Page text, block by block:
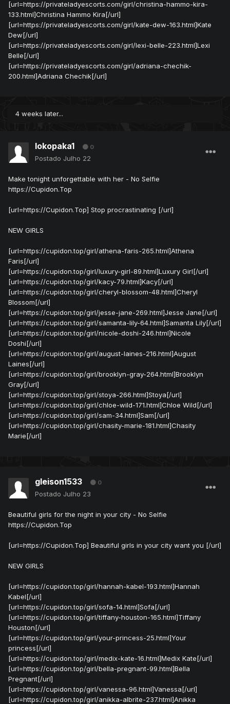
[url=https://privateladyescorts.com/girl/christina-hammo-kira-
133.html]Christina Hammo Kira[/url]
[url=https://privateladyescorts.com/girl/kate-dew-163.html]Kate
Dew[/url]
[url=https://privateladyescorts.com/girl/lexi-belle-223.html]Lexi
Belle[/url]
[url=https://privateladyescorts.com/girl/adriana-chechik-
200.html]Adriana Chechik[/url]
4 weeks later...
lokopaka1 0
Postado Julho 22
Make tonight unforgettable with her - No Selfie
https://Cupidon.Top
[url=https://Cupidon.Top] Stop procrastinating [/url]
NEW GIRLS
[url=https://cupidon.top/girl/athena-faris-265.html]Athena
Faris[/url]
[url=https://cupidon.top/girl/luxury-girl-89.html]Luxury Girl[/url]
[url=https://cupidon.top/girl/kacy-79.html]Kacy[/url]
[url=https://cupidon.top/girl/cheryl-blossom-48.html]Cheryl
Blossom[/url]
[url=https://cupidon.top/girl/jesse-jane-269.html]Jesse Jane[/url]
[url=https://cupidon.top/girl/samanta-lily-64.html]Samanta Lily[/url]
[url=https://cupidon.top/girl/nicole-doshi-246.html]Nicole
Doshi[/url]
[url=https://cupidon.top/girl/august-laines-216.html]August
Laines[/url]
[url=https://cupidon.top/girl/brooklyn-gray-264.html]Brooklyn
Gray[/url]
[url=https://cupidon.top/girl/stoya-266.html]Stoya[/url]
[url=https://cupidon.top/girl/chloe-wild-171.html]Chloe Wild[/url]
[url=https://cupidon.top/girl/sam-34.html]Sam[/url]
[url=https://cupidon.top/girl/chasity-marie-181.html]Chasity
Marie[/url]
gleison1533 0
Postado Julho 23
Beautiful girls for the night in your city - No Selfie
https://Cupidon.Top
[url=https://Cupidon.Top] Beautiful girls in your city want you [/url]
NEW GIRLS
[url=https://cupidon.top/girl/hannah-kabel-193.html]Hannah
Kabel[/url]
[url=https://cupidon.top/girl/sofa-14.html]Sofa[/url]
[url=https://cupidon.top/girl/tiffany-houston-165.html]Tiffany
Houston[/url]
[url=https://cupidon.top/girl/your-princess-25.html]Your
princess[/url]
[url=https://cupidon.top/girl/medix-kate-16.html]Medix Kate[/url]
[url=https://cupidon.top/girl/bella-pregnant-99.html]Bella
Pregnant[/url]
[url=https://cupidon.top/girl/vanessa-96.html]Vanessa[/url]
[url=https://cupidon.top/girl/anikka-albrite-237.html]Anikka